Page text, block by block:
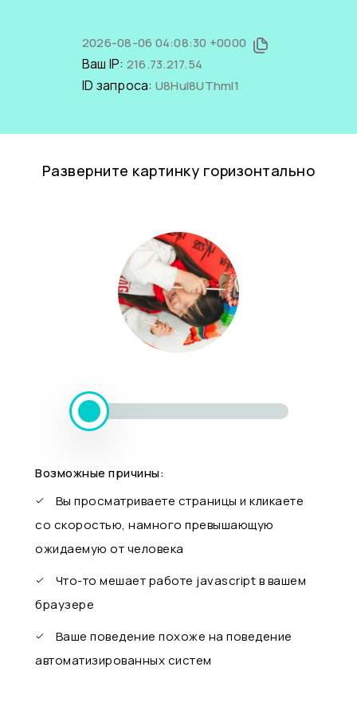
2026-08-06 04:08:30 +0000
Ваш IP: 216.73.217.54
ID запроса: U8HuI8UThmI1
Разверните картинку горизонтально
Возможные причины:
Вы просматриваете страницы и кликаете
со скоростью, намного превышающую
ожидаемую от человека
Что-то мешает работе javascript в вашем
браузере
Ваше поведение похоже на поведение
автоматизированных систем